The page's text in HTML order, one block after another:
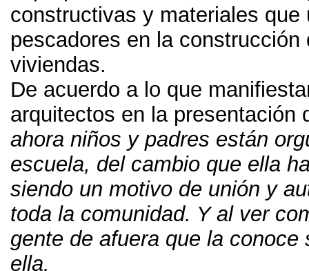
constructivas y materiales que
pescadores en la construcción
viviendas.
De acuerdo a lo que
arquitectos en la presentación
ahora niños y padres están
escuela, del cambio que ella
siendo un motivo de unión y
toda la comunidad. Y al ver
gente de afuera que la conoce
ella.